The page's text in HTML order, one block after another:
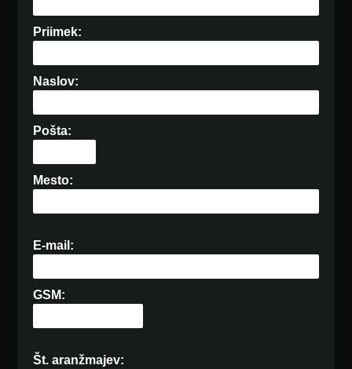
Priimek:
Naslov:
Pošta:
Mesto:
E-mail:
GSM:
Št. aranžmajev: